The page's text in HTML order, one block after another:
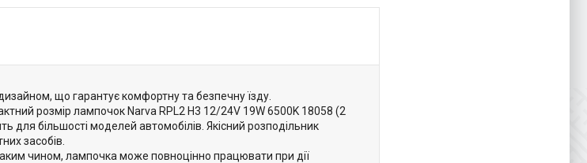
що гарантує комфортну та безпечну їзду.
розмір лампочок Narva RPL2 H3 12/24V 19W 6500K 18058 (2
більшості моделей автомобілів. Якісний розподільник
засобів.
чином, лампочка може повноцінно працювати при дії